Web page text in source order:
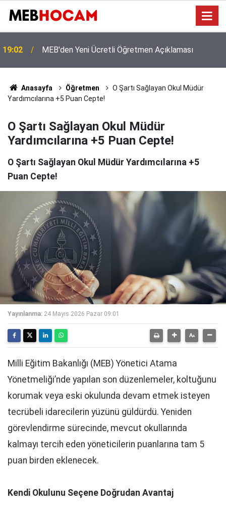
12:01
Eğitimde Tarihi Kırılma: Doğum Oranları Çakıldı,
'Norm Fazlası Öğretmen' Krizi Kapıda!
Anasayfa Öğretmen
O Şartı Sağlayan Okul Müdür
Yardımcılarına +5 Puan Cepte!
O Şartı Sağlayan Okul Müdür
Yardımcılarına +5 Puan Cepte!
O Şartı Sağlayan Okul Müdür Yardımcılarına +5
Puan Cepte!
Yayınlanma: 24 Mayıs 2026 Pazar 09:01
Milli Eğitim Bakanlığı (MEB) Yönetici Atama
Yönetmeliği’nde yapılan son düzenlemeler, koltuğunu
korumak veya eski okulunda devam etmek isteyen
tecrübeli idarecilerin yüzünü güldürdü. Yeniden
görevlendirme sürecinde, mevcut okullarında
kalmayı tercih eden yöneticilerin puanlarına tam 5
puan birden eklenecek.
Kendi Okulunu Seçene Doğrudan Avantaj